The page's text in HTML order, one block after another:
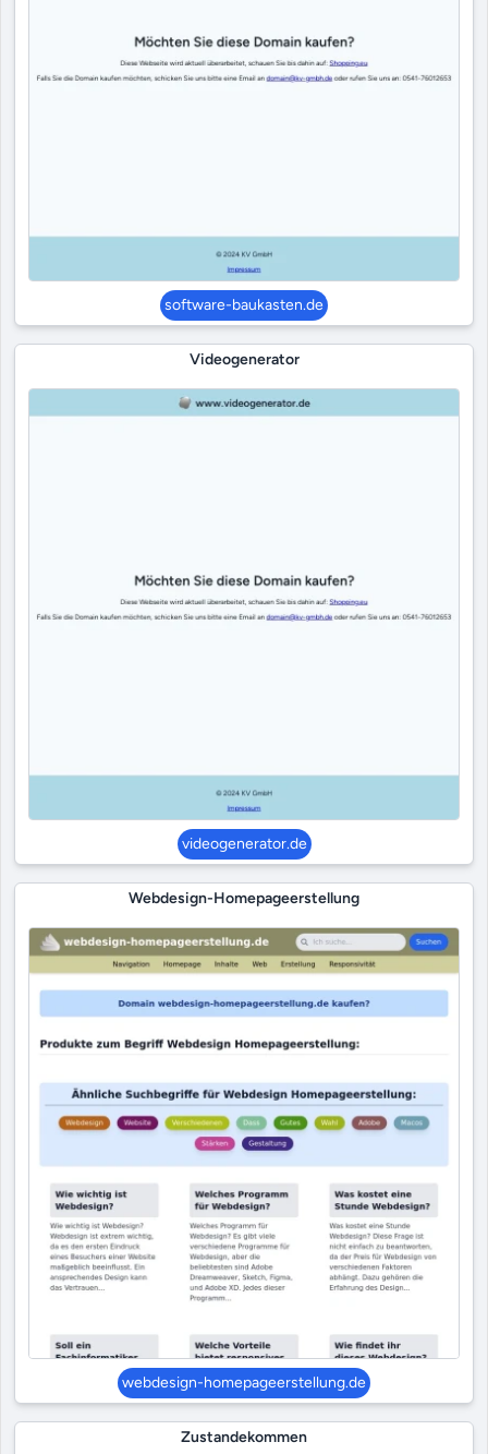
software-baukasten.de
Videogenerator
videogenerator.de
Webdesign-Homepageerstellung
webdesign-homepageerstellung.de
Zustandekommen